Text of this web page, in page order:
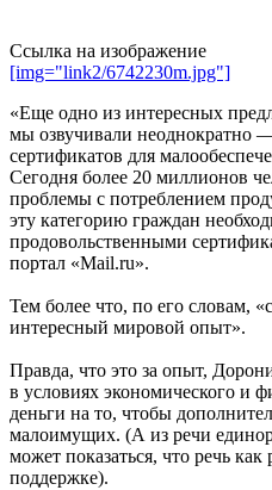
Ссылка на изображение
[img="link2/6742230m.jpg"]
«Еще одно из интересных
мы озвучивали неоднократно
сертификатов для
Сегодня более 20 миллионов
проблемы с потреблением
эту категорию граждан
продовольственными
портал «Mail.ru».
Тем более что, по его словам,
интересный мировой опыт».
Правда, что это за опыт,
в условиях экономического и
деньги на то, чтобы
малоимущих. (А из речи
может показаться, что речь
поддержке).